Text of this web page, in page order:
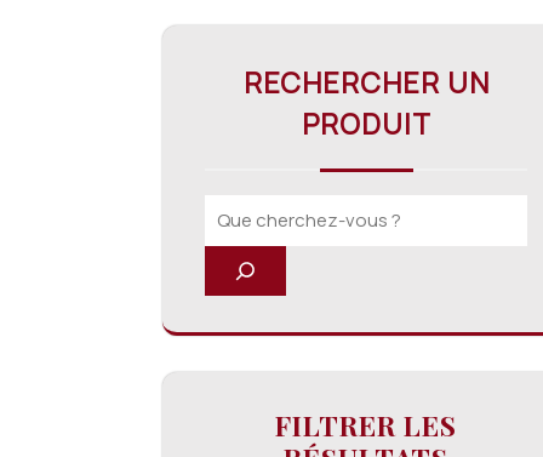
RECHERCHER UN
PRODUIT
FILTRER LES